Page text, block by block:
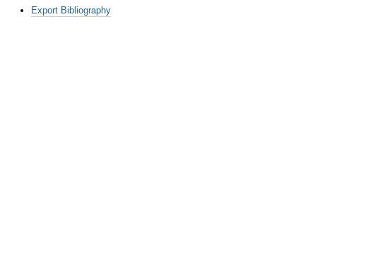
ActionsExport Bibliography